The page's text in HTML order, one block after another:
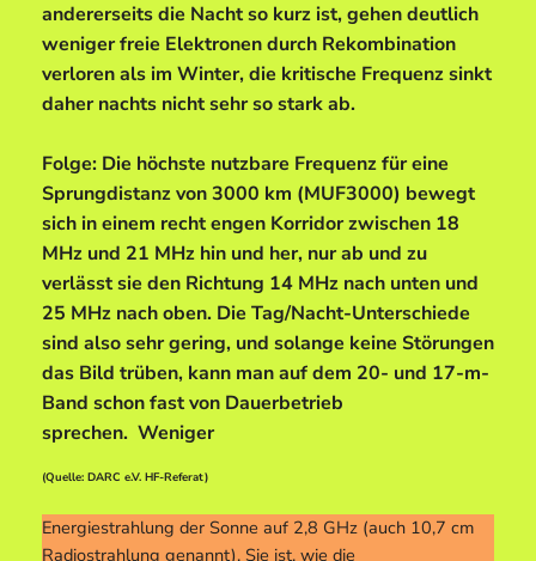
andererseits die Nacht so kurz ist, gehen deutlich
weniger freie Elektronen durch Rekombination
verloren als im Winter, die kritische Frequenz sinkt
daher nachts nicht sehr so stark ab.
Folge: Die höchste nutzbare Frequenz für eine
Sprungdistanz von 3000 km (MUF3000) bewegt
sich in einem recht engen Korridor zwischen 18
MHz und 21 MHz hin und her, nur ab und zu
verlässt sie den Richtung 14 MHz nach unten und
25 MHz nach oben. Die Tag/Nacht-Unterschiede
sind also sehr gering, und solange keine Störungen
das Bild trüben, kann man auf dem 20- und 17-m-
Band schon fast von Dauerbetrieb
sprechen. Weniger
(Quelle: DARC e.V. HF-Referat)
Energiestrahlung der Sonne auf 2,8 GHz (auch 10,7 cm
Radiostrahlung genannt). Sie ist, wie die